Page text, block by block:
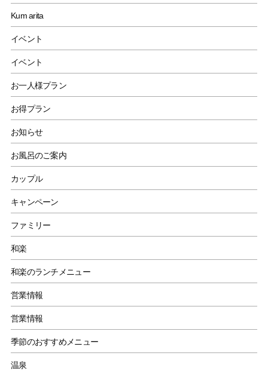
Kum arita
イベント
イベント
お一人様プラン
お得プラン
お知らせ
お風呂のご案内
カップル
キャンペーン
ファミリー
和楽
和楽のランチメニュー
営業情報
営業情報
季節のおすすめメニュー
温泉